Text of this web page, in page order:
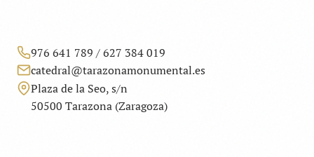
976 641 789 /627 384 019
catedral@tarazonamonumental.es
Plaza de la Seo, s/n
50500 Tarazona (Zaragoza)